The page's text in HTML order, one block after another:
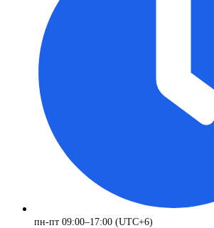
пн-пт 09:00–17:00 (UTC+6)